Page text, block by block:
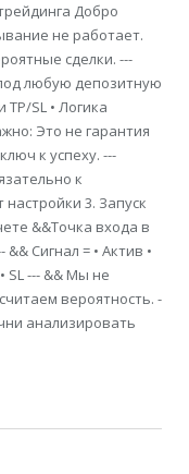
Добро
не работает.
сделки. ---
любую депозитную
TP/SL • Логика
Это не гарантия
к успеху. ---
к
3. Запуск
&&Точка входа в
Сигнал = • Актив •
SL --- && Мы не
вероятность. -
анализировать